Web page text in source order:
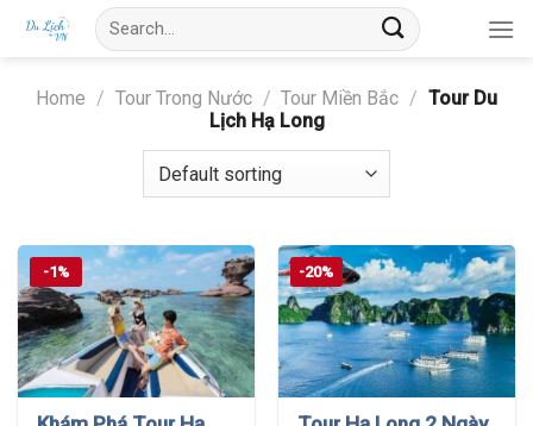
Skip
Search
for:
Home / Tour Trong Nước / Tour Miền Bắc / Tour Du
Lịch Hạ Long
-1% -20%